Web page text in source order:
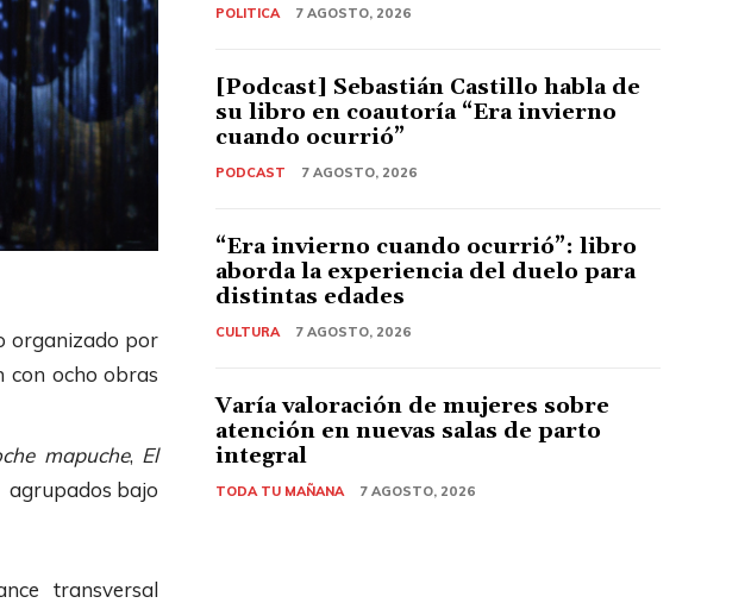
organizado por
con ocho obras
mapuche, El
agrupados bajo
transversal
POLITICA 7 AGOSTO, 2026
[Podcast] Sebastián Castillo habla de
su libro en coautoría “Era invierno
cuando ocurrió”
PODCAST 7 AGOSTO, 2026
“Era invierno cuando ocurrió”: libro
aborda la experiencia del duelo para
distintas edades
CULTURA 7 AGOSTO, 2026
Varía valoración de mujeres sobre
atención en nuevas salas de parto
integral
TODA TU MAÑANA 7 AGOSTO, 2026